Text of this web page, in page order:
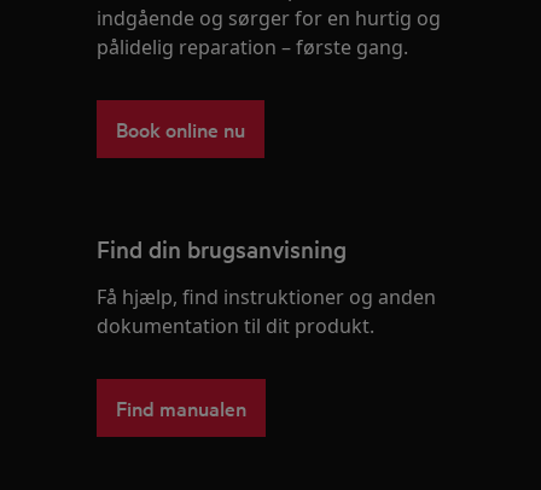
indgående og sørger for en hurtig og
pålidelig reparation – første gang.
Book online nu
Find din brugsanvisning
Få hjælp, find instruktioner og anden
dokumentation til dit produkt.
Find manualen